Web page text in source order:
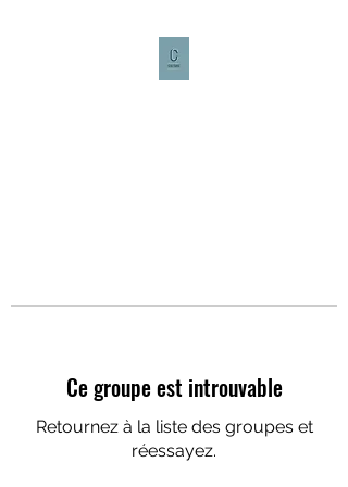
Ce groupe est introuvable
Retournez à la liste des groupes et
réessayez.